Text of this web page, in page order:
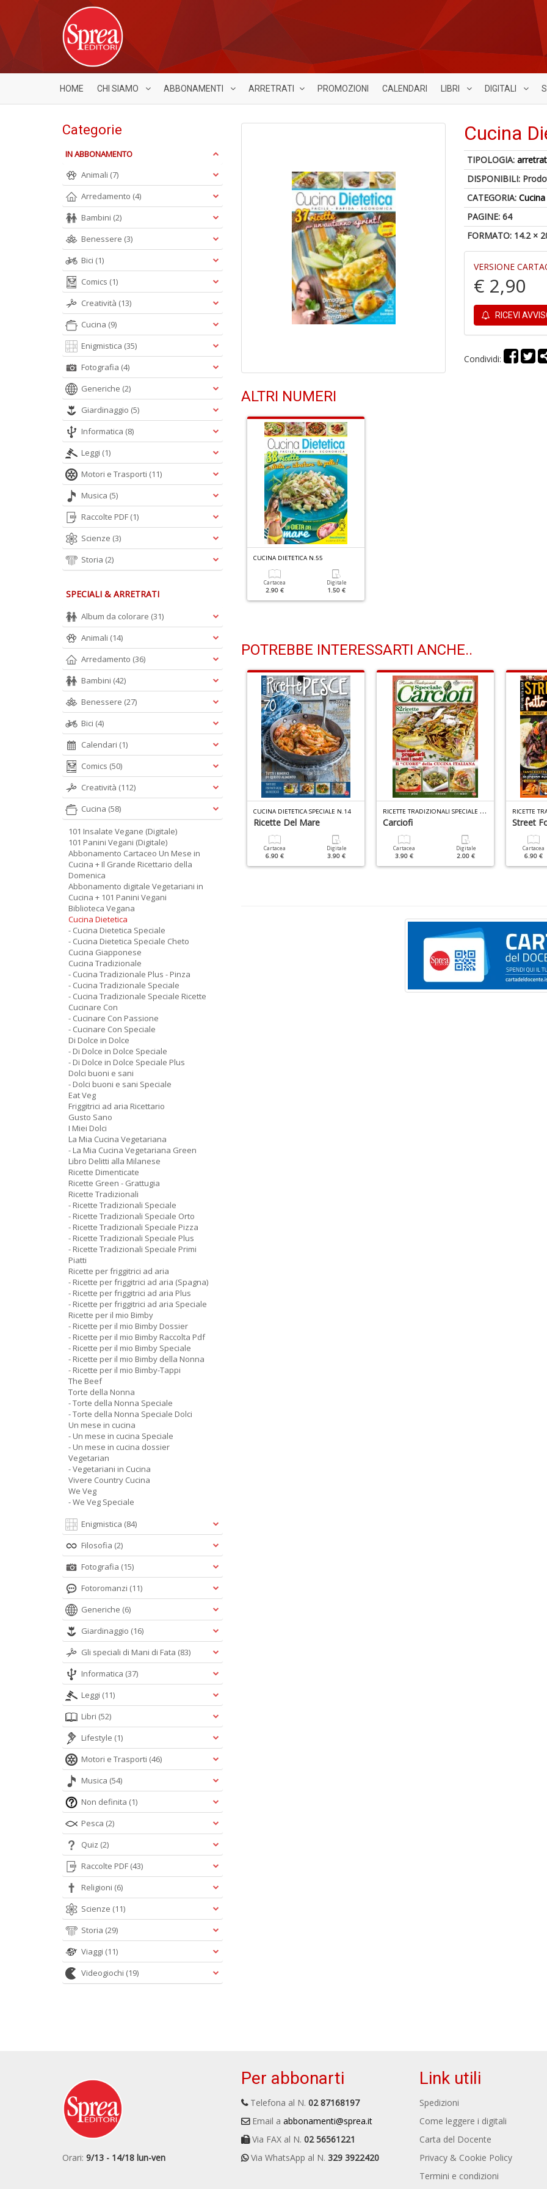
HOME CHI SIAMO ABBONAMENTI ARRETRATI PROMOZIONI CALENDARI LIBRI DIGITALI
Cucina
TIPOLOGIA:
DISPONIBILI:
CATEGORIA:Cucina
PAGINE: 64
FORMATO: 14.2 ×
VERSIONE
€ 2,90
RICEVI
Condividi:
ALTRI NUMERI
CUCINA DIETETICA N.55
Cartacea
2.90 €
Digitale
1.50 €
POTREBBE INTERESSARTI ANCHE..
R
ICETTE PER IL MIO BIMBY-TAPPI N.1
Fillo, Sfoglia + Apri
Cucina Veloce
Cartacea
4.90 € 2.90 €
CUCINA DIETETICA SPECIALE N.14
Ricette Del Mare
Cartacea
6.90 €
Digitale
3.90 €
R
ICETTE TRADIZIONALI SPECIALE N.2
Carciofi
Cartacea
3.90 €
Digitale
2.00 €
Street
Cartacea
6.90 €
Categorie
IN ABBONAMENTO
Animali (7)
Arredamento (4)
Bambini (2)
Benessere (3)
Bici (1)
Comics (1)
Creatività (13)
Cucina (9)
Enigmistica (35)
Fotografia (4)
Generiche (2)
Giardinaggio (5)
Informatica (8)
Leggi (1)
Motori e Trasporti (11)
Musica (5)
Raccolte PDF (1)
Scienze (3)
Storia (2)
SPECIALI & ARRETRATI
Album da colorare (31)
Animali (14)
Arredamento (36)
Bambini (42)
Benessere (27)
Bici (4)
Calendari (1)
Comics (50)
Creatività (112)
Cucina (58)
101 Insalate Vegane (Digitale)
101 Panini Vegani (Digitale)
Abbonamento Cartaceo Un Mese in
Cucina + Il Grande Ricettario della
Domenica
Abbonamento digitale Vegetariani in
Cucina + 101 Panini Vegani
Biblioteca Vegana
Cucina Dietetica
- Cucina Dietetica Speciale
- Cucina Dietetica Speciale Cheto
Cucina Giapponese
Cucina Tradizionale
- Cucina Tradizionale Plus - Pinza
- Cucina Tradizionale Speciale
- Cucina Tradizionale Speciale Ricette
Cucinare Con
- Cucinare Con Passione
- Cucinare Con Speciale
Di Dolce in Dolce
- Di Dolce in Dolce Speciale
- Di Dolce in Dolce Speciale Plus
Dolci buoni e sani
- Dolci buoni e sani Speciale
Eat Veg
Friggitrici ad aria Ricettario
Gusto Sano
I Miei Dolci
La Mia Cucina Vegetariana
- La Mia Cucina Vegetariana Green
Libro Delitti alla Milanese
Ricette Dimenticate
Ricette Green - Grattugia
Ricette Tradizionali
- Ricette Tradizionali Speciale
- Ricette Tradizionali Speciale Orto
- Ricette Tradizionali Speciale Pizza
- Ricette Tradizionali Speciale Plus
- Ricette Tradizionali Speciale Primi
Piatti
Ricette per friggitrici ad aria
- Ricette per friggitrici ad aria (Spagna)
- Ricette per friggitrici ad aria Plus
- Ricette per friggitrici ad aria Speciale
Ricette per il mio Bimby
- Ricette per il mio Bimby Dossier
- Ricette per il mio Bimby Raccolta Pdf
- Ricette per il mio Bimby Speciale
- Ricette per il mio Bimby della Nonna
- Ricette per il mio Bimby-Tappi
The Beef
Torte della Nonna
- Torte della Nonna Speciale
- Torte della Nonna Speciale Dolci
Un mese in cucina
- Un mese in cucina Speciale
- Un mese in cucina dossier
Vegetarian
- Vegetariani in Cucina
Vivere Country Cucina
We Veg
- We Veg Speciale
Enigmistica (84)
Filosofia (2)
Fotografia (15)
Fotoromanzi (11)
Generiche (6)
Giardinaggio (16)
Gli speciali di Mani di Fata (83)
Informatica (37)
Leggi (11)
Libri (52)
Lifestyle (1)
Motori e Trasporti (46)
Musica (54)
Non definita (1)
Pesca (2)
Quiz (2)
Raccolte PDF (43)
Religioni (6)
Scienze (11)
Storia (29)
Viaggi (11)
Videogiochi (19)
Orari: 9/13 - 14/18 lun-ven
Per abbonarti
Telefona al N. 02 87168197
Email a abbonamenti@sprea.it
Via FAX al N. 02 56561221
Via WhatsApp al N. 329 3922420
Link utili
Spedizioni
Come leggere i digitali
Carta del Docente
Privacy & Cookie Policy
Termini e condizioni